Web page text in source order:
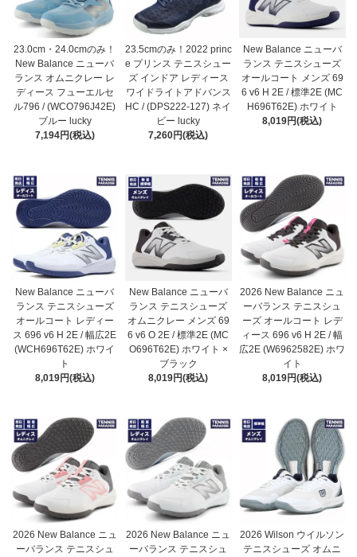
23.0cm・24.0cmのみ！
New Balance ニューバ
ランス オムニクレー レ
ディース フューエルセ
ル796 / (WCO796J42E)
ブルー lucky
7,194円(税込)
23.5cmのみ！2022 princ
e プリンス テニスシュー
ズ インドア レディース
ワイドライトアドバンス
HC / (DPS222-127) ネイ
ビー lucky
7,260円(税込)
New Balance ニューバ
ランス テニスシューズ
オールコート メンズ 69
6 v6 H 2E / 標準2E (MC
H696T62E) ホワイト
8,019円(税込)
New Balance ニューバ
ランス テニスシューズ
オールコート レディー
ス 696 v6 H 2E / 幅広2E
(WCH696T62E) ホワイ
ト
8,019円(税込)
New Balance ニューバ
ランス テニスシューズ
オムニクレー メンズ 69
6 v6 O 2E / 標準2E (MC
O696T62E) ホワイト ×
ブラック
8,019円(税込)
2026 New Balance ニュ
ーバランス テニスシュ
ーズ オールコート レデ
ィース 696 v6 H 2E / 幅
広2E (W6962582E) ホワ
イト
8,019円(税込)
2026 New Balance ニュ
ーバランス テニスシュ
2026 New Balance ニュ
ーバランス テニスシュ
2026 Wilson ウイルソン
テニスシューズ オムニ